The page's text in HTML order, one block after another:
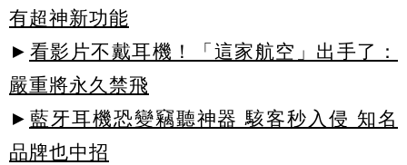
有超神新功能
► 看影片不戴耳機！「這家航空」出手了：
嚴重將永久禁飛
► 藍牙耳機恐變竊聽神器 駭客秒入侵 知名
品牌也中招